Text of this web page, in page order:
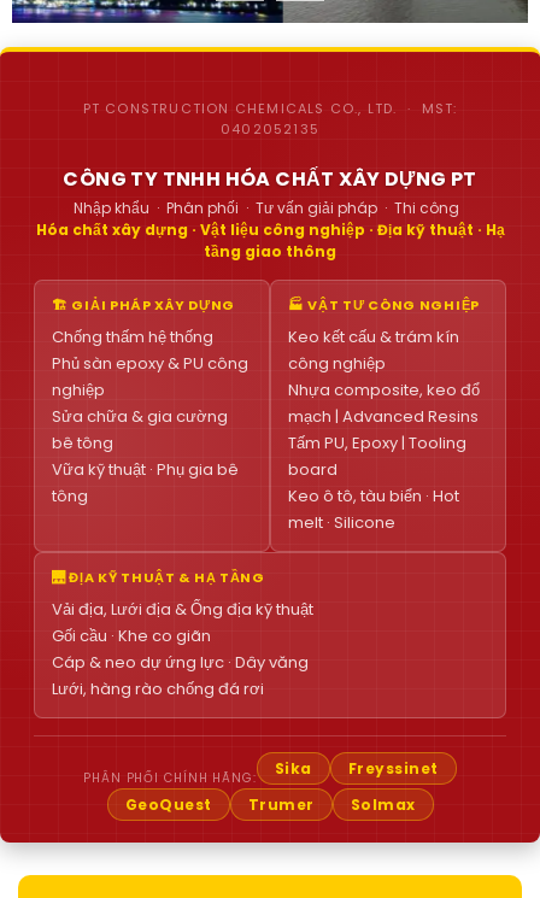
PT CONSTRUCTION CHEMICALS CO., LTD. · MST:
0402052135
CÔNG TY TNHH HÓA CHẤT XÂY DỰNG PT
Nhập khẩu · Phân phối · Tư vấn giải pháp · Thi công
Hóa chất xây dựng · Vật liệu công nghiệp · Địa kỹ thuật · Hạ
tầng giao thông
🏗 GIẢI PHÁP XÂY DỰNG
Chống thấm hệ thống
Phủ sàn epoxy & PU công
nghiệp
Sửa chữa & gia cường
bê tông
Vữa kỹ thuật · Phụ gia bê
tông
🏭 VẬT TƯ CÔNG NGHIỆP
Keo kết cấu & trám kín
công nghiệp
Nhựa composite, keo đổ
mạch | Advanced Resins
Tấm PU, Epoxy | Tooling
board
Keo ô tô, tàu biển · Hot
melt · Silicone
🌉 ĐỊA KỸ THUẬT & HẠ TẦNG
Vải địa, Lưới địa & Ống địa kỹ thuật
Gối cầu · Khe co giãn
Cáp & neo dự ứng lực · Dây văng
Lưới, hàng rào chống đá rơi
PHÂN PHỐI CHÍNH HÃNG: Sika
Freyssinet
GeoQuest
Trumer Solmax